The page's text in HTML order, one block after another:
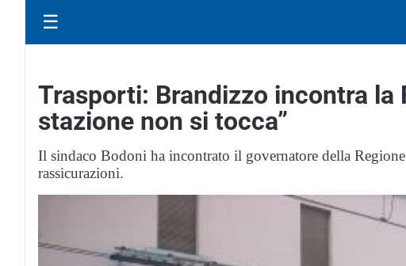
☰
Trasporti: Brandizzo incontra la
stazione non si tocca”
Il sindaco Bodoni ha incontrato il governatore della
rassicurazioni.